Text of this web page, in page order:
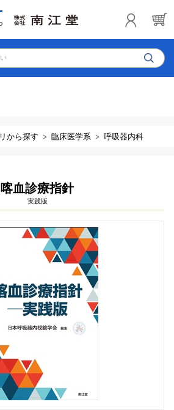
から探す 臨床医学系 呼吸器内科
喀血診療指針
実践版